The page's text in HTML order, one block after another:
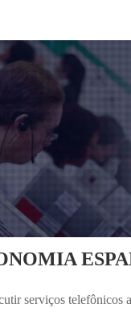
serviços telefônicos